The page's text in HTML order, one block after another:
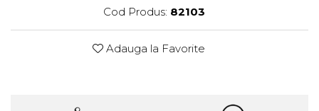
Cod Produs: 82103
Adauga la Favorite